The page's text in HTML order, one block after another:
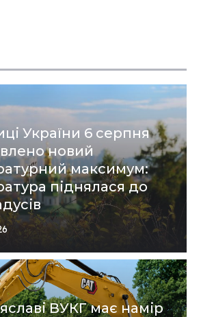
України 6 серпня
новий
максимум:
піднялася до
ВУКГ має намір